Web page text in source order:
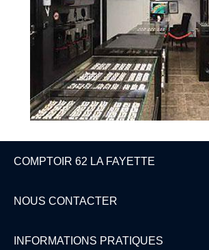
COMPTOIR 62 LA FAYETTE
NOUS CONTACTER
INFORMATIONS PRATIQUES